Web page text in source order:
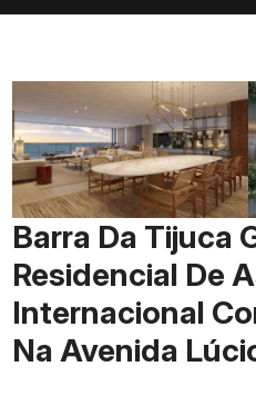
Barra Da Tijuca
Residencial De
Internacional
Na Avenida